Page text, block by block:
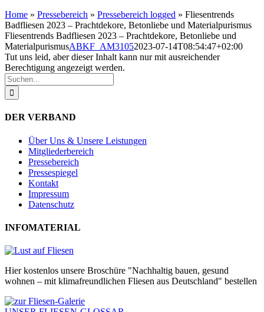
Home » Pressebereich » Pressebereich logged » Fliesentrends
Badfliesen 2023 – Prachtdekore, Betonliebe und Materialpurismus
Fliesentrends Badfliesen 2023 – Prachtdekore, Betonliebe und
MaterialpurismusABKF_AM31052023-07-14T08:54:47+02:00
Tut uns leid, aber dieser Inhalt kann nur mit ausreichender
Berechtigung angezeigt werden.
Suche
nach:
DER VERBAND
Über Uns & Unsere Leistungen
Mitgliederbereich
Pressebereich
Pressespiegel
Kontakt
Impressum
Datenschutz
INFOMATERIAL
Hier kostenlos unsere Broschüre "Nachhaltig bauen, gesund
wohnen – mit klimafreundlichen Fliesen aus Deutschland" bestellen